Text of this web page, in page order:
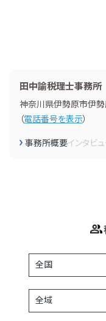
田中諭税理士事務所
神奈川県伊勢原市伊
（電話番号を表示）
事務所概要インタビ